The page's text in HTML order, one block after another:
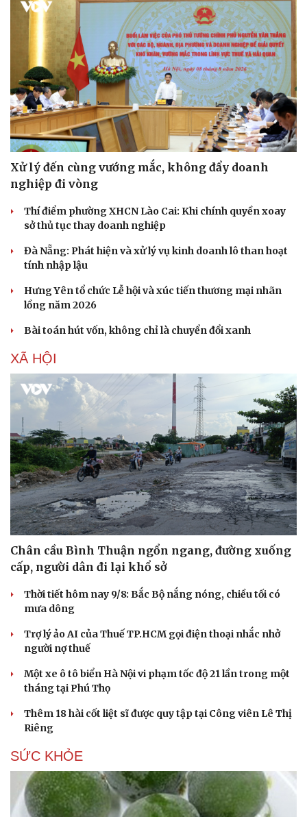
Cải chính
Xử lý đến cùng vướng mắc, không đẩy doanh
nghiệp đi vòng
Thí điểm phường XHCN Lào Cai: Khi chính quyền xoay
sở thủ tục thay doanh nghiệp
Đà Nẵng: Phát hiện và xử lý vụ kinh doanh lô than hoạt
tính nhập lậu
Hưng Yên tổ chức Lễ hội và xúc tiến thương mại nhãn
lồng năm 2026
Bài toán hút vốn, không chỉ là chuyển đổi xanh
XÃ HỘI
Chân cầu Bình Thuận ngổn ngang, đường xuống
cấp, người dân đi lại khổ sở
Thời tiết hôm nay 9/8: Bắc Bộ nắng nóng, chiều tối có
mưa dông
Trợ lý ảo AI của Thuế TP.HCM gọi điện thoại nhắc nhở
người nợ thuế
Một xe ô tô biển Hà Nội vi phạm tốc độ 21 lần trong một
tháng tại Phú Thọ
Thêm 18 hài cốt liệt sĩ được quy tập tại Công viên Lê Thị
Riêng
SỨC KHỎE